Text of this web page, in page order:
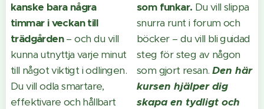
kanske bara några
timmar i veckan till
trädgården– och du vill
kunna utnyttja varje minut
till något viktigt i odlingen.
Du vill odla smartare,
effektivare och hållbart
som funkar. Du vill slippa
snurra runt i forum och
böcker – du vill bli guidad
steg för steg av någon
som gjort resan. Den här
kursen hjälper dig
skapa en tydligt och